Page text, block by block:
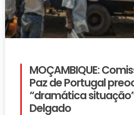
MOÇAMBIQUE:
Paz de Portugal
“dramática
Delgado